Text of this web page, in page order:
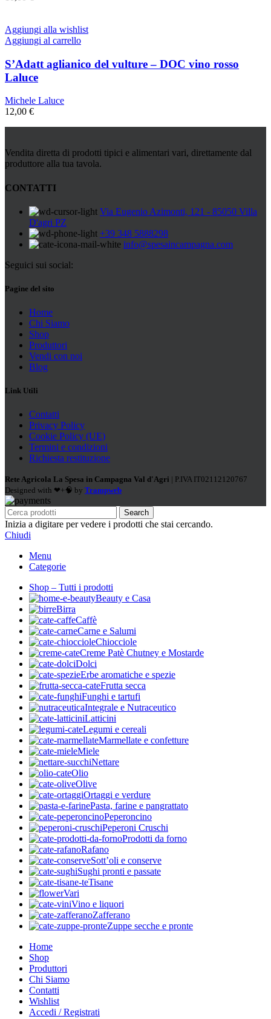
Aggiungi alla wishlist
Aggiungi al carrello
S’Adatt aglianico del vulture – DOC vino rosso
Laluce
Michele Laluce
12,00 €
Vendita diretta di prodotti tipici e alimentari vari, direttamente dal
produttore alla tua tavola.
CONTATTI
Via Eugenio Azimonti, 121 - 85050 Villa
D'agri PZ
+39 348 5888298
info@spesaincampagna.com
Seguici sui social:
Pagine del sito
Home
Chi Siamo
Shop
Produttori
Vendi con noi
Blog
Link Utili
Contatti
Privacy Policy
Cookie Policy (UE)
Termini e condizioni
Richiesta restituzione
Rete Agricola La Spesa in Campagna Val d'Agri | P.IVA IT02112120767
Designed with ❤+🧠 by Trampweb
Search
Inizia a digitare per vedere i prodotti che stai cercando.
Chiudi
Menu
Categorie
Shop – Tutti i prodotti
Beauty e Casa
Birra
Caffè
Carne e Salumi
Chiocciole
Creme Patè Chutney e Mostarde
Dolci
Erbe aromatiche e spezie
Frutta secca
Funghi e tartufi
Integrale e Nutraceutico
Latticini
Legumi e cereali
Marmellate e confetture
Miele
Nettare
Olio
Olive
Ortaggi e verdure
Pasta, farine e pangrattato
Peperoncino
Peperoni Cruschi
Prodotti da forno
Rafano
Sott’oli e conserve
Sughi pronti e passate
Tisane
Vari
Vino e liquori
Zafferano
Zuppe secche e pronte
Home
Shop
Produttori
Chi Siamo
Contatti
Wishlist
Accedi / Registrati